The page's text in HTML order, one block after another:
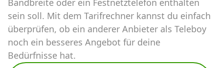
Bandbreite oder ein Festnetztelefon enthalten
sein soll. Mit dem Tarifrechner kannst du einfach
überprüfen, ob ein anderer Anbieter als Teleboy
noch ein besseres Angebot für deine
Bedürfnisse hat.